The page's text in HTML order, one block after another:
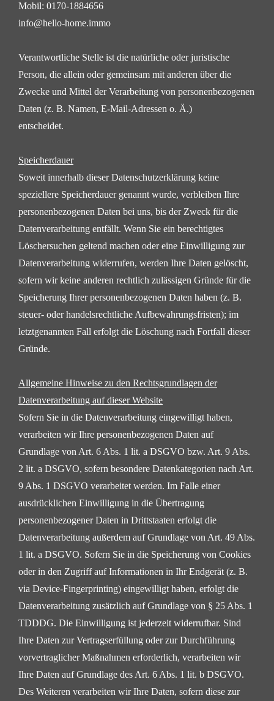
Mobil: 0170-1884656
info@hello-home.immo
Verantwortliche Stelle ist die natürliche oder juristische
Person, die allein oder gemeinsam mit anderen überdie
Zwecke und Mittel der Verarbeitung von personenbezogenen
Daten (z. B. Namen, E-Mail-Adressen o. Ä.)
entscheidet.
Speicherdauer
Soweit innerhalb dieser Datenschutzerklärung keine
speziellere Speicherdauer genannt wurde, verbleiben Ihre
personenbezogenen Daten bei uns, bis der Zweck für die
Datenverarbeitung entfällt. Wenn Sie ein berechtigtes
Löschersuchen geltend machen oder eine Einwilligung zur
Datenverarbeitung widerrufen, werden Ihre Daten gelöscht,
sofern wir keine anderen rechtlich zulässigen Gründe für die
Speicherung Ihrerpersonenbezogenen Daten haben (z. B.
steuer- oder handelsrechtliche Aufbewahrungsfristen); im
letztgenannten Fall erfolgt die Löschung nach Fortfall dieser
Gründe.
Allgemeine Hinweise zu den Rechtsgrundlagen der
Datenverarbeitung auf dieserWebsite
Sofern Sie in die Datenverarbeitung eingewilligt haben,
verarbeiten wir Ihre personenbezogenen Daten auf
Grundlage von Art. 6 Abs. 1 lit. a DSGVO bzw. Art. 9 Abs.
2 lit. a DSGVO, sofern besondere Datenkategorien nach Art.
9 Abs. 1 DSGVO verarbeitet werden. Im Falle einer
ausdrücklichen Einwilligung in die Übertragung
personenbezogener Daten in Drittstaaten erfolgt die
Datenverarbeitung außerdem auf Grundlage von Art. 49 Abs.
1 lit. a DSGVO. Sofern Sie in die Speicherung von Cookies
oder in den Zugriff auf Informationen in Ihr Endgerät (z. B.
via Device-Fingerprinting) eingewilligt haben, erfolgt die
Datenverarbeitung zusätzlich auf Grundlage von § 25 Abs. 1
TDDDG. Die Einwilligung ist jederzeit widerrufbar. Sind
Ihre Daten zurVertragserfüllung oder zur Durchführung
vorvertraglicher Maßnahmen erforderlich, verarbeiten wir
Ihre Daten auf Grundlage des Art. 6 Abs. 1 lit. b DSGVO.
Des Weiteren verarbeiten wir Ihre Daten, sofern diese zur